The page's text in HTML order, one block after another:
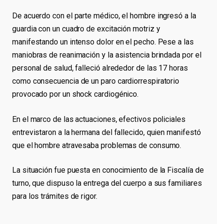
De acuerdo con el parte médico, el hombre ingresó a la
guardia con un cuadro de excitación motriz y
manifestando un intenso dolor en el pecho. Pese a las
maniobras de reanimación y la asistencia brindada por el
personal de salud, falleció alrededor de las 17 horas
como consecuencia de un paro cardiorrespiratorio
provocado por un shock cardiogénico.
En el marco de las actuaciones, efectivos policiales
entrevistaron a la hermana del fallecido, quien manifestó
que el hombre atravesaba problemas de consumo.
La situación fue puesta en conocimiento de la Fiscalía de
turno, que dispuso la entrega del cuerpo a sus familiares
para los trámites de rigor.